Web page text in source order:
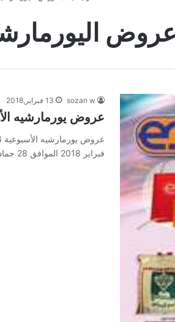
عروض
sozan w 13 فبراير,2018
عروض يورمارشيه الأسبوعية 14 فبراير 2018 الموافق
فبراير 2018 الموافق 28 جمادى…